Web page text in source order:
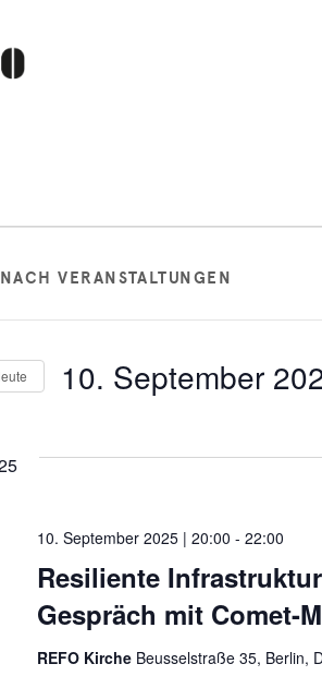
10. September
Resiliente
Gespräch mit Comet-
10. September 2025 | 20:00 - 22:00
REFO Kirche Beusselstraße 35, Berlin,